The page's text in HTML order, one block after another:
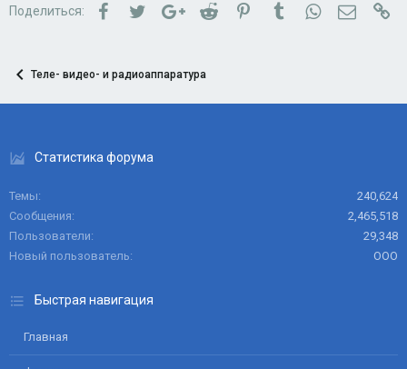
Поделиться: FacebookTwitterGoogle+Reddit PinterestTumblrWhatsApp
Теле- видео- и радиоаппаратура
Статистика форума
Темы
240,624
Сообщения
2,465,518
Пользователи
29,348
Новый пользователь
ООО
Быстрая навигация
Главная